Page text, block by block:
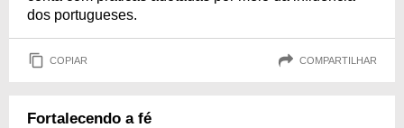
dos portugueses.
COPIAR COMPARTILHAR
Fortalecendo a fé